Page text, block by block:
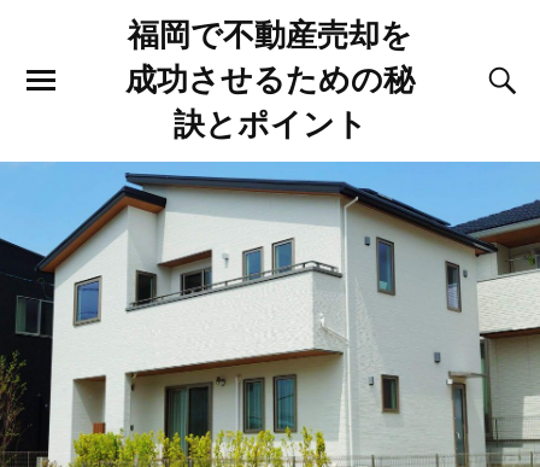
福岡で不動産売却を
成功させるための秘
訣とポイント